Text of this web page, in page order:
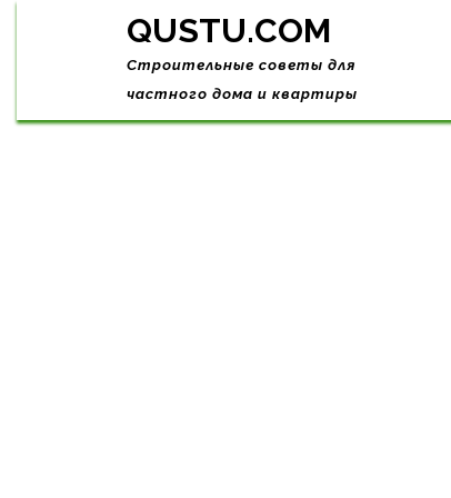
Skip
QUSTU.COM
Строительные советы для
частного дома и квартиры